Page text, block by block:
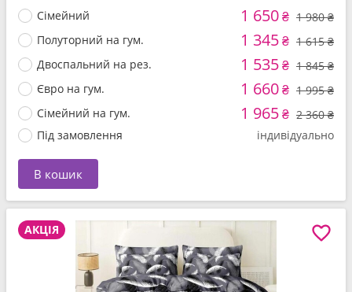
Сімейний 1 650₴ 1 980 ₴
Полуторний на гум.
1 345₴ 1 615 ₴
Двоспальний на рез.
1 535₴ 1 845 ₴
Євро на гум.
1 660₴ 1 995 ₴
Сімейний на гум.
1 965₴ 2 360 ₴
Під замовлення
індивідуально
В кошик
АКЦІЯ